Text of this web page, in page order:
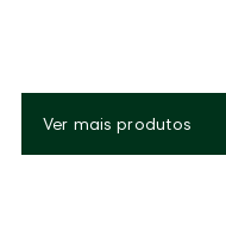
Ver mais produtos